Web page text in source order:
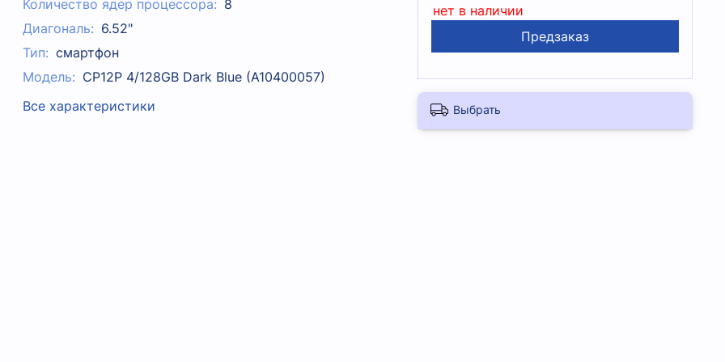
Количество ядер процессора: 8
Диагональ: 6.52"
Тип: смартфон
Модель: CP12P 4/128GB Dark Blue (A10400057)
Все характеристики
нет в наличии
Предзаказ
Выбрать